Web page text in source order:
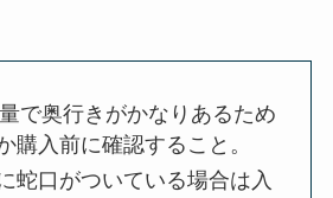
で奥行きがかなりあるため
購入前に確認すること。
蛇口がついている場合は入